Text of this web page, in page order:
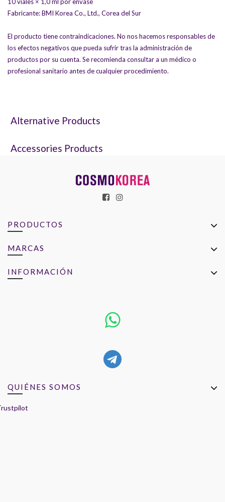
Fabricante: BMI Korea Co., Ltd., Corea del Sur
El producto tiene contraindicaciones. No nos hacemos responsables de
los efectos negativos que pueda sufrir tras la administración de
productos por su cuenta. Se recomienda consultar a un médico o
profesional sanitario antes de cualquier procedimiento.
Alternative Products
Accessories Products
PRODUCTOS
MARCAS
INFORMACIÓN
QUIÉNES SOMOS